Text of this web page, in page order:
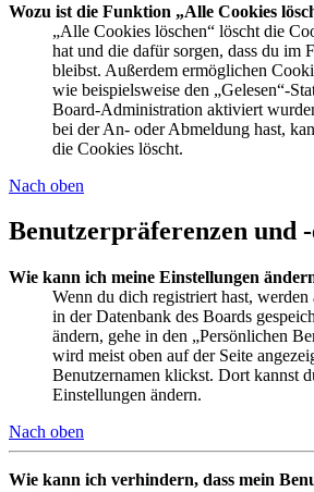
Wozu ist die Funktion „Alle Cookies
„Alle Cookies löschen“ löscht die
hat und die dafür sorgen, dass du im
bleibst. Außerdem ermöglichen
wie beispielsweise den „Gelesen“-
Board-Administration aktiviert
bei der An- oder Abmeldung hast,
die Cookies löscht.
Nach oben
Benutzerpräferenzen und
Wie kann ich meine Einstellungen
Wenn du dich registriert hast,
in der Datenbank des Boards
ändern, gehe in den „Persönlichen
wird meist oben auf der Seite
Benutzernamen klickst. Dort kannst
Einstellungen ändern.
Nach oben
Wie kann ich verhindern, dass mein